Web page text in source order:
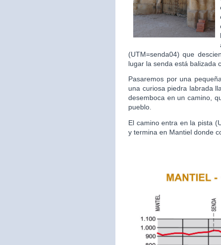
(UTM=senda04) que
lugar la senda está balizada
Pasaremos por una
una curiosa piedra labrada
desemboca en un camino,
pueblo.
El camino entra en la pista
y termina en Mantiel donde